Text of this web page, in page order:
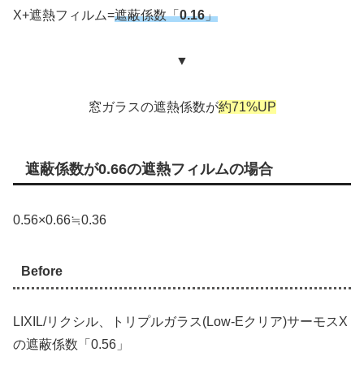
X+遮熱フィルム=遮蔽係数「0.16」
▼
窓ガラスの遮熱係数が約71%UP
遮蔽係数が0.66の遮熱フィルムの場合
0.56×0.66≒0.36
Before
LIXIL/リクシル、トリプルガラス(Low-Eクリア)サーモスX
の遮蔽係数「0.56」